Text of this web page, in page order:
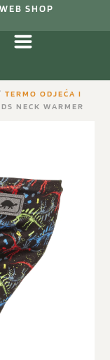
SHOP
TERMO ODJEĆA I
NECK WARMER